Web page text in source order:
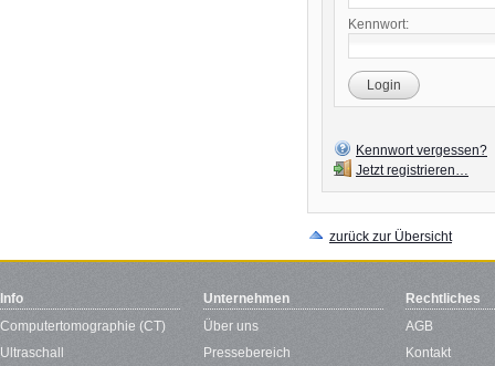
Kennwort:
Login
Kennwort vergessen?
Jetzt registrieren…
zurück zur Übersicht
Info
Computertomographie (CT)
Ultraschall
Unternehmen
Über uns
Pressebereich
Rechtliches
AGB
Kontakt